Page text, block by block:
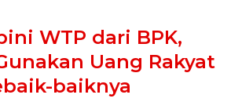
WTP dari BPK,
Uang Rakyat
baiknya